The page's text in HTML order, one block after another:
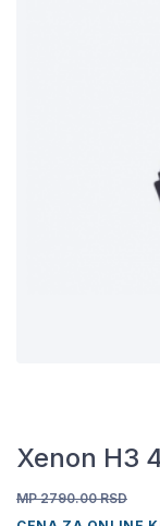
Xenon H3
MP 2790.00 RSD